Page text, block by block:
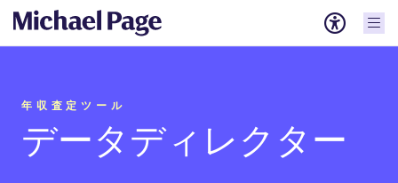
年収査定ツール
データディレクター